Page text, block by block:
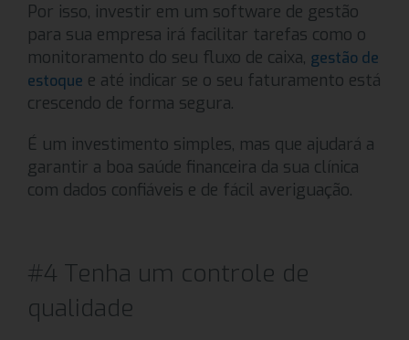
Por isso, investir em um software de gestão
para sua empresa irá facilitar tarefas como o
monitoramento do seu fluxo de caixa, gestão de
estoque e até indicar se o seu faturamento está
crescendo de forma segura.
É um investimento simples, mas que ajudará a
garantir a boa saúde financeira da sua clínica
com dados confiáveis e de fácil averiguação.
#4 Tenha um controle de
qualidade